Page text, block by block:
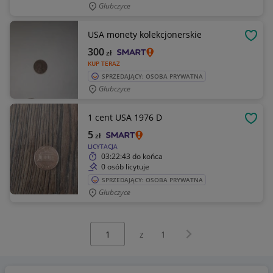
Głubczyce
USA monety kolekcjonerskie
KUP TERAZ
300zł
SPRZEDAJĄCY: OSOBA PRYWATNA
Głubczyce
1 cent USA 1976 D
LICYTACJA
5zł
03:22:43 do końca
0 osób licytuje
SPRZEDAJĄCY: OSOBA PRYWATNA
Głubczyce
z 1 Następna strona